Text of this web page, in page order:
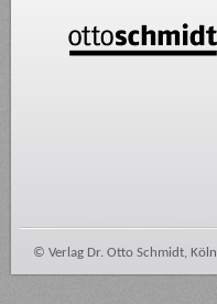
© Verlag Dr. Otto Schmidt, Köln